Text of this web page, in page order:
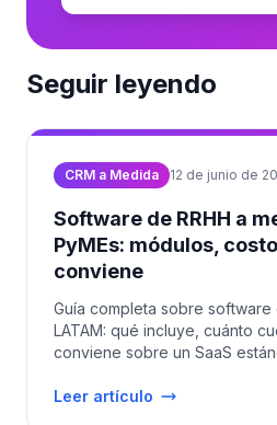
Seguir leyendo
CRM a Medida 12 de junio de
Software de RRHH a
PyMEs: módulos,
conviene
Guía completa sobre software
LATAM: qué incluye, cuánto
conviene sobre un SaaS
Leer artículo